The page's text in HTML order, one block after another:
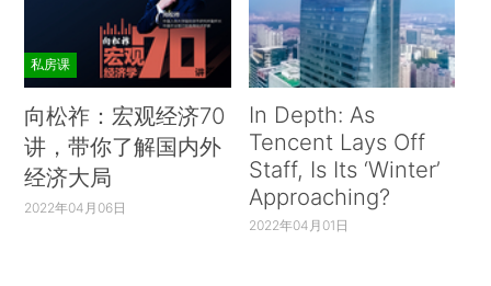
私房课
向松祚：宏观经济70
讲，带你了解国内外
经济大局
2022年04月06日
In Depth: As
Tencent Lays Off
Staff, Is Its ‘Winter’
Approaching?
2022年04月01日